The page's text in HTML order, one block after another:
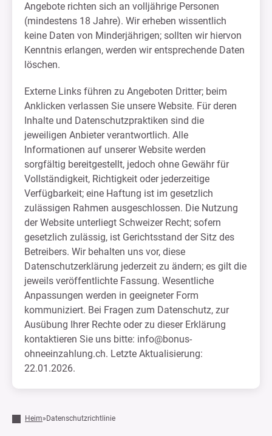
Angebote richten sich an volljährige Personen
(mindestens 18 Jahre). Wir erheben wissentlich
keine Daten von Minderjährigen; sollten wir hiervon
Kenntnis erlangen, werden wir entsprechende Daten
löschen.
Externe Links führen zu Angeboten Dritter; beim
Anklicken verlassen Sie unsere Website. Für deren
Inhalte und Datenschutzpraktiken sind die
jeweiligen Anbieter verantwortlich. Alle
Informationen auf unserer Website werden
sorgfältig bereitgestellt, jedoch ohne Gewähr für
Vollständigkeit, Richtigkeit oder jederzeitige
Verfügbarkeit; eine Haftung ist im gesetzlich
zulässigen Rahmen ausgeschlossen. Die Nutzung
der Website unterliegt Schweizer Recht; sofern
gesetzlich zulässig, ist Gerichtsstand der Sitz des
Betreibers. Wir behalten uns vor, diese
Datenschutzerklärung jederzeit zu ändern; es gilt die
jeweils veröffentlichte Fassung. Wesentliche
Anpassungen werden in geeigneter Form
kommuniziert. Bei Fragen zum Datenschutz, zur
Ausübung Ihrer Rechte oder zu dieser Erklärung
kontaktieren Sie uns bitte: info@bonus-
ohneeinzahlung.ch. Letzte Aktualisierung:
22.01.2026.
Heim» Datenschutzrichtlinie